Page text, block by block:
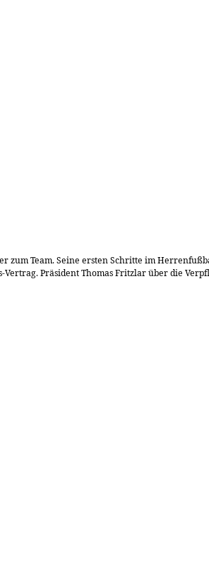
Team. Seine ersten Schritte im
Präsident Thomas Fritzlar über die